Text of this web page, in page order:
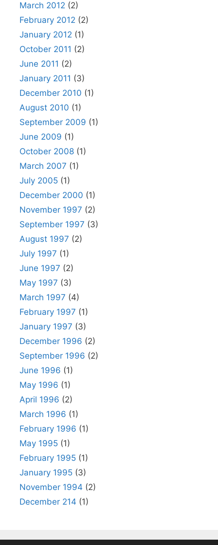
March 2012 (2)
February 2012 (2)
January 2012 (1)
October 2011 (2)
June 2011 (2)
January 2011 (3)
December 2010 (1)
August 2010 (1)
September 2009 (1)
June 2009 (1)
October 2008 (1)
March 2007 (1)
July 2005 (1)
December 2000 (1)
November 1997 (2)
September 1997 (3)
August 1997 (2)
July 1997 (1)
June 1997 (2)
May 1997 (3)
March 1997 (4)
February 1997 (1)
January 1997 (3)
December 1996 (2)
September 1996 (2)
June 1996 (1)
May 1996 (1)
April 1996 (2)
March 1996 (1)
February 1996 (1)
May 1995 (1)
February 1995 (1)
January 1995 (3)
November 1994 (2)
December 214 (1)